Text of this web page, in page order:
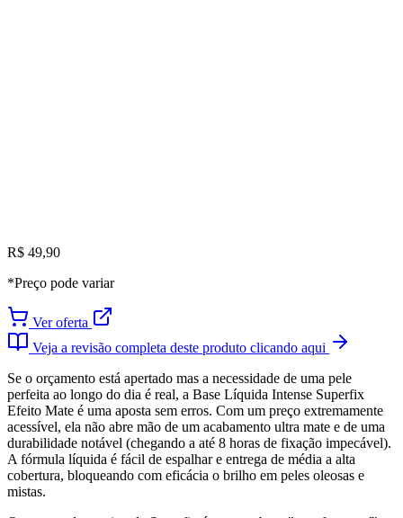
R$ 49,90
*Preço pode variar
Ver oferta
Veja a revisão completa deste produto clicando aqui
Se o orçamento está apertado mas a necessidade de uma pele
perfeita ao longo do dia é real, a Base Líquida Intense Superfix
Efeito Mate é uma aposta sem erros. Com um preço extremamente
acessível, ela não abre mão de um acabamento ultra mate e de uma
durabilidade notável (chegando a até 8 horas de fixação impecável).
A fórmula líquida é fácil de espalhar e entrega de média a alta
cobertura, bloqueando com eficácia o brilho em peles oleosas e
mistas.